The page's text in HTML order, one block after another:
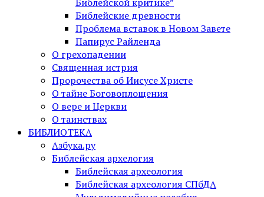
Библейской критике”
Библейские древности
Проблема вставок в Новом Завете
Папирус Райленда
О грехопадении
Священная истрия
Пророчества об Иисусе Христе
О тайне Боговоплощения
О вере и Церкви
О таинствах
БИБЛИОТЕКА
Азбука.ру
Библейская архелогия
Библейская археология
Библейская археология СПбДА